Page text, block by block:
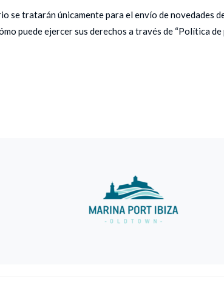
se tratarán únicamente para el envío de novedades
puede ejercer sus derechos a través de “Política de